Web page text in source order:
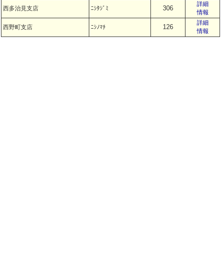
西多治見支店 ﾆｼﾀｼﾞﾐ 306
詳細
情報
西野町支店 ﾆｼﾉﾏﾁ 126
詳細
情報